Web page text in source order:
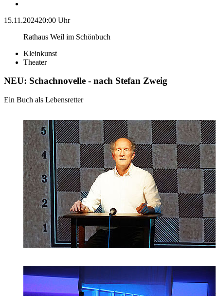
15.11.202420:00 Uhr
Rathaus Weil im Schönbuch
Kleinkunst
Theater
NEU: Schachnovelle - nach Stefan Zweig
Ein Buch als Lebensretter